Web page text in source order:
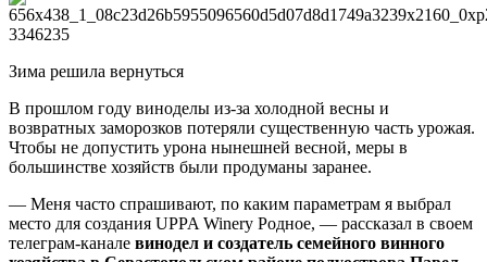
Зима решила вернуться
В прошлом году виноделы из-за холодной весны и
возвратных заморозков потеряли существенную часть урожая.
Чтобы не допустить урона нынешней весной, меры в
большинстве хозяйств были продуманы заранее.
— Меня часто спрашивают, по каким параметрам я выбрал
место для создания UPPA Winery Родное, — рассказал в своем
телеграм-канале винодел и создатель семейного винного